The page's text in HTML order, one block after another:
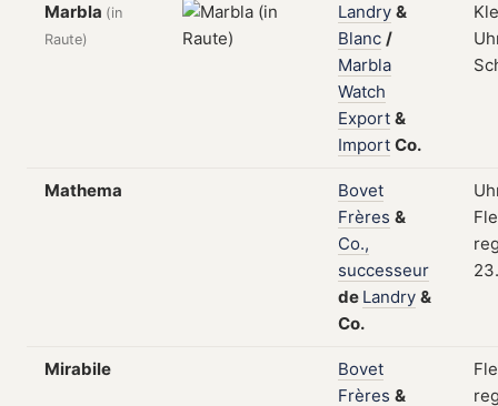
Marbla (in
Raute)
Landry &
Blanc /
Marbla
Watch
Export &
Import Co.
Mathema
Bovet
Frères &
Co.,
successeur
de Landry &
Co.
Mirabile
Bovet
Frères &